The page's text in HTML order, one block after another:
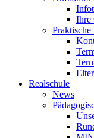
Ihre
Praktische
Realschule
News